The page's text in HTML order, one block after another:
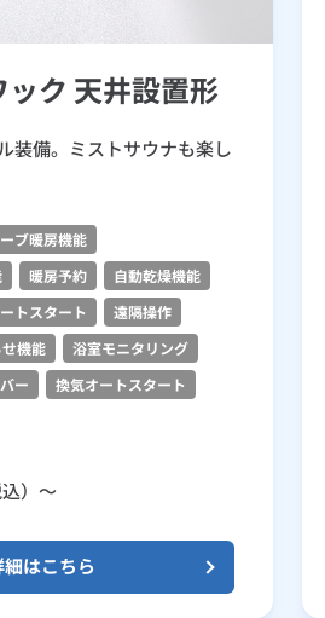
ク 天井設置形
装備。ミストサウナも楽し
ブ暖房機能
暖房予約
自動乾燥機能
トスタート
遠隔操作
機能
浴室モニタリング
ー 換気オートスタート
）～
細はこちら